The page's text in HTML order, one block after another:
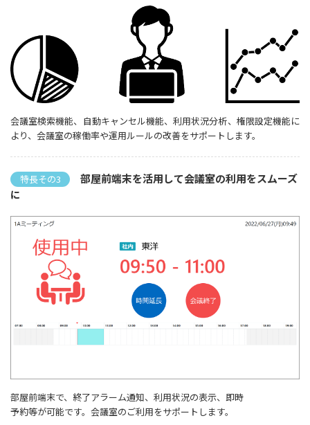
会議室検索機能、自動キャンセル機能、利用状況分析、権限設定機能に
より、会議室の稼働率や運用ルールの改善をサポートします。
特長その3
部屋前端末を活用して会議室の利用をスムーズ
に
部屋前端末で、終了アラーム通知、利用状況の表示、即時
予約等が可能です。会議室のご利用をサポートします。